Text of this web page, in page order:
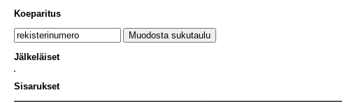
Koeparitus
Jälkeläiset
Sisarukset